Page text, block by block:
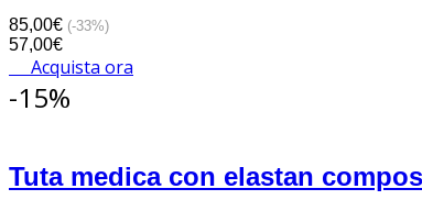
85,00€ (-33%)
57,00€
Acquista ora
-15%
Tuta medica con elastan